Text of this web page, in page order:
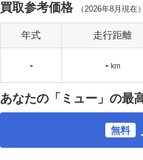
買取参考価格 （2026年8月 現在）
年式 走行距離
- - km
あなたの「ミュー」の最
無料